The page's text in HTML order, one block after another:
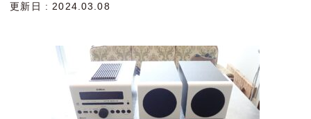
更新日 : 2024.03.08